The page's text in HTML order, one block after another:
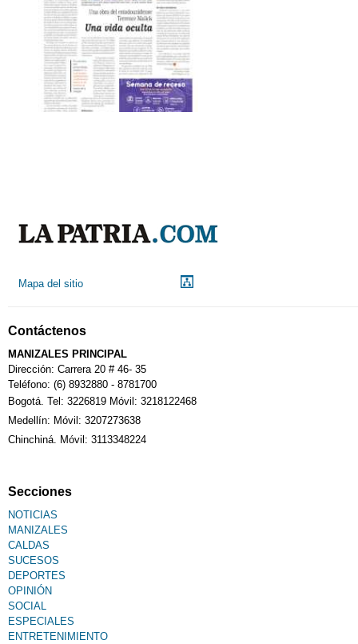
Mapa del sitio
Contáctenos
MANIZALES PRINCIPAL
Dirección: Carrera 20 # 46- 35
Teléfono: (6) 8932880 - 8781700
Bogotá. Tel: 3226819 Móvil: 3218122468
Medellín: Móvil: 3207273638
Chinchiná. Móvil: 3113348224
Secciones
NOTICIAS
MANIZALES
CALDAS
SUCESOS
DEPORTES
OPINIÓN
SOCIAL
ESPECIALES
ENTRETENIMIENTO